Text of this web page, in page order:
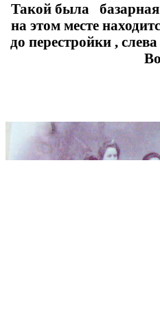
Такой была базарная
на этом месте
до перестройки ,